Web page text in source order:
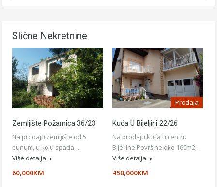
Slične Nekretnine
Zemljište Požarnica 36/23
Na prodaju zemljište od 5
dunum, u koju spada…
Više detalja
60,000KM
Prodaja
Kuća U Bijeljini 22/26
Na prodaju kuća u centru
Bijeljine Površine oko 160m2…
Više detalja
450,000KM